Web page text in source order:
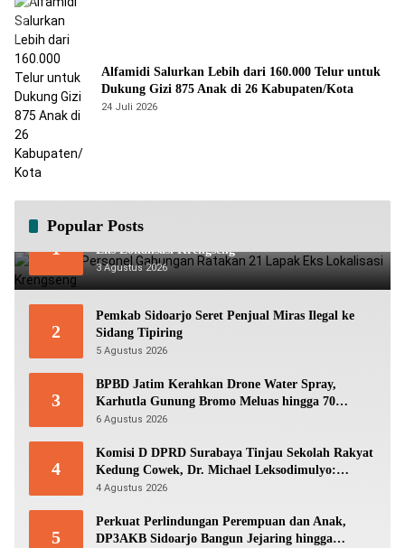
Alfamidi Salurkan Lebih dari 160.000 Telur untuk
Dukung Gizi 875 Anak di 26 Kabupaten/Kota
24 Juli 2026
Popular Posts
1
Ratusan Personel Gabungan Ratakan 21 Lapak
Eks Lokalisasi Krengseng
3 Agustus 2026
2
Pemkab Sidoarjo Seret Penjual Miras Ilegal ke
Sidang Tipiring
5 Agustus 2026
3
BPBD Jatim Kerahkan Drone Water Spray,
Karhutla Gunung Bromo Meluas hingga 70
Hektare
6 Agustus 2026
4
Komisi D DPRD Surabaya Tinjau Sekolah Rakyat
Kedung Cowek, Dr. Michael Leksodimulyo:
“Membangun Karakter untuk Memutus Rantai
4 Agustus 2026
5
Perkuat Perlindungan Perempuan dan Anak,
DP3AKB Sidoarjo Bangun Jejaring hingga